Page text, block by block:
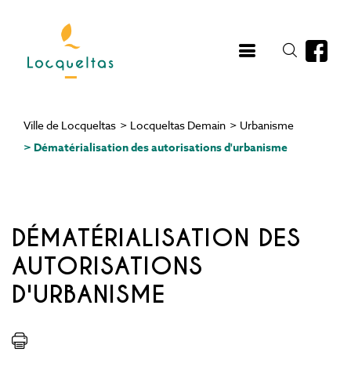
contenu
Fil
Ville de Locqueltas > Locqueltas Demain > Urbanisme
> Dématérialisation des autorisations d'urbanisme
DÉMATÉRIALISATION DES
AUTORISATIONS
D'URBANISME